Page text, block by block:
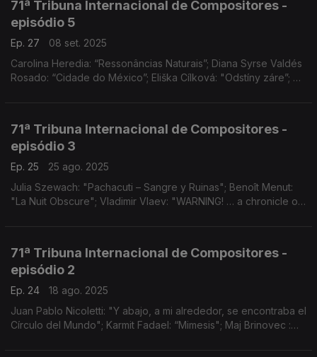
71ª Tribuna Internacional de Compositores -
episódio 5
Ep. 27
08 set. 2025
Carolina Heredia: “Ressonâncias Naturais”; Diana Syrse Valdés
Rosado: “Cidade do México”; Eliška Cílková: "Odstíny záre”; e
71ª Tribuna Internacional de Compositores -
episódio 3
Ep. 25
25 ago. 2025
Julia Szewach: "Pachacuti – Sangre y Ruinas"; Benoît Menut:
"La Nuit Obscure"; Vladimir Vlaev: "WARNING! … a chronicle of
71ª Tribuna Internacional de Compositores -
episódio 2
Ep. 24
18 ago. 2025
Juan Pablo Nicoletti: "Y abajo, a mi alrededor, se encontraba el
Círculo del Mundo"; Karmit Fadael: “Mimesis"; Maj Brinovec :